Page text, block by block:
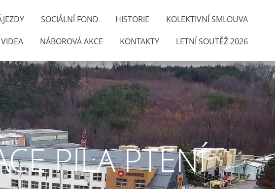
SOCIÁLNÍ FOND HISTORIE KOLEKTIVNÍ SMLOUVA
VIDEA NÁBOROVÁ AKCE KONTAKTY LETNÍ SOUTĚŽ 2026
PILA PTENÍ